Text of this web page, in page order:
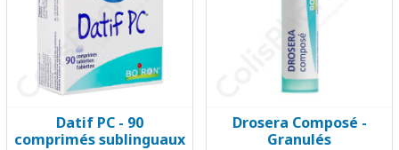
Datif PC - 90
comprimés sublinguaux
Drosera Composé -
Granulés